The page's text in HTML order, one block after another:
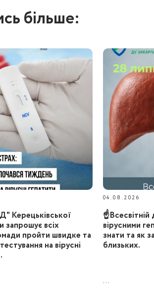
більше:
запрошує всіх
пройти швидке та
на вірусні
04.08.2026
вірусними
знати та як
близьких.
...